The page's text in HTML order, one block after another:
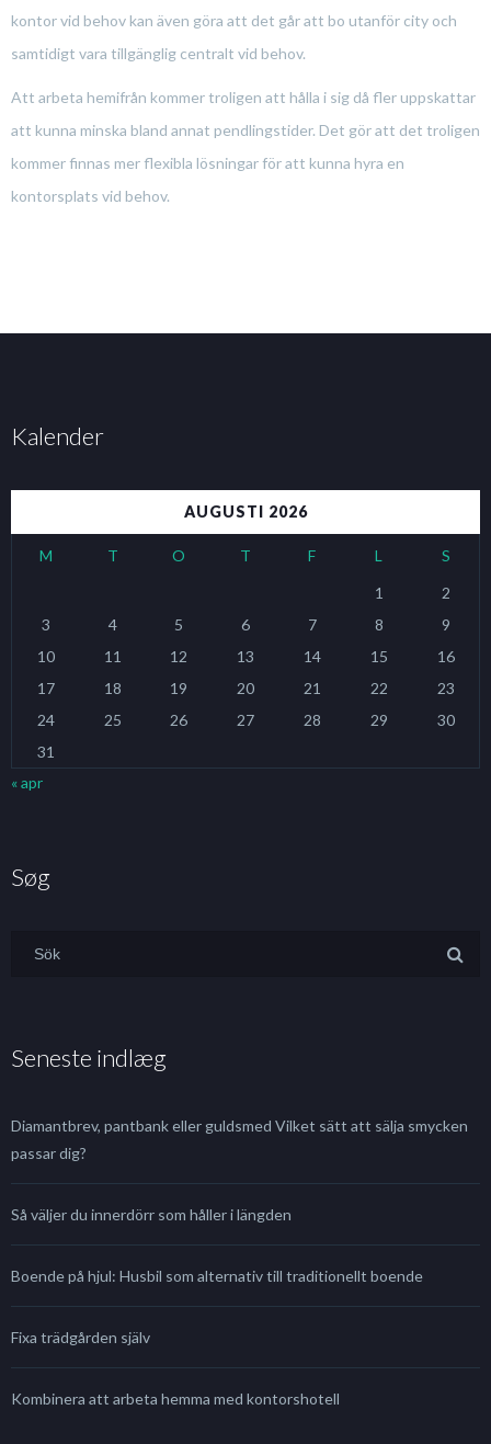
kontor vid behov kan även göra att det går att bo utanför city och
samtidigt vara tillgänglig centralt vid behov.
Att arbeta hemifrån kommer troligen att hålla i sig då fler uppskattar
att kunna minska bland annat pendlingstider. Det gör att det troligen
kommer finnas mer flexibla lösningar för att kunna hyra en
kontorsplats vid behov.
Kalender
AUGUSTI 2026
M T O T F L
S
1
2
3
4 5 6 7 8
9
10
11 12 13 14 15
16
17
18 19 20 21 22
23
24
25 26 27 28 29
30
31
« apr
Søg
Seneste indlæg
Diamantbrev, pantbank eller guldsmed Vilket sätt att sälja smycken
passar dig?
Så väljer du innerdörr som håller i längden
Boende på hjul: Husbil som alternativ till traditionellt boende
Fixa trädgården själv
Kombinera att arbeta hemma med kontorshotell